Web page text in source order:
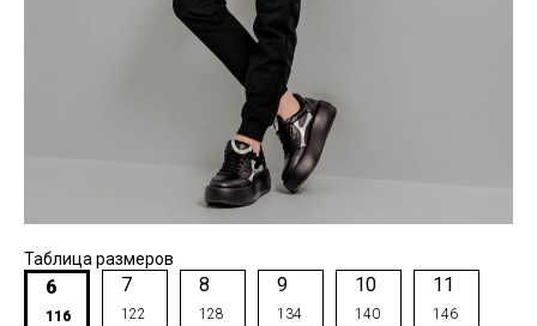
Таблица размеров
6
116
7
122
8
128
9
134
10
140
11
146